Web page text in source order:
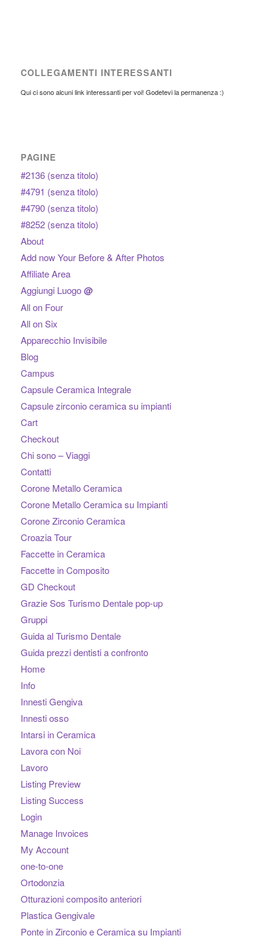
COLLEGAMENTI INTERESSANTI
Qui ci sono alcuni link interessanti per voi! Godetevi la permanenza :)
PAGINE
#2136 (senza titolo)
#4791 (senza titolo)
#4790 (senza titolo)
#8252 (senza titolo)
About
Add now Your Before & After Photos
Affiliate Area
Aggiungi Luogo@
All on Four
All on Six
Apparecchio Invisibile
Blog
Campus
Capsule Ceramica Integrale
Capsule zirconio ceramica su impianti
Cart
Checkout
Chi sono – Viaggi
Contatti
Corone Metallo Ceramica
Corone Metallo Ceramica su Impianti
Corone Zirconio Ceramica
Croazia Tour
Faccette in Ceramica
Faccette in Composito
GD Checkout
Grazie Sos Turismo Dentale pop-up
Gruppi
Guida al Turismo Dentale
Guida prezzi dentisti a confronto
Home
Info
Innesti Gengiva
Innesti osso
Intarsi in Ceramica
Lavora con Noi
Lavoro
Listing Preview
Listing Success
Login
Manage Invoices
My Account
one-to-one
Ortodonzia
Otturazioni composito anteriori
Plastica Gengivale
Ponte in Zirconio e Ceramica su Impianti